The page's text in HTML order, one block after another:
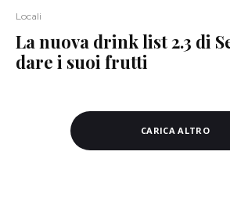
Locali
La nuova drink list 2.3 di
dare i suoi frutti
CARICA ALTRO